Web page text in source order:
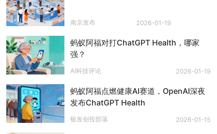
南京发布 2026-01-19
蚂蚁阿福对打ChatGPT Health，哪家
强？
AI科技评论 2026-01-19
蚂蚁阿福点燃健康AI赛道，OpenAI深夜
发布ChatGPT Health
银发创投部落 2026-01-15